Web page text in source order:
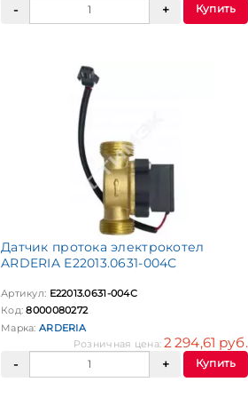
Купить
Датчик протока электрокотел
ARDERIA E22013.0631-004С
Артикул: E22013.0631-004С
Код:8000080272
Марка: ARDERIA
Розничная цена:2 294,61 руб.
Купить